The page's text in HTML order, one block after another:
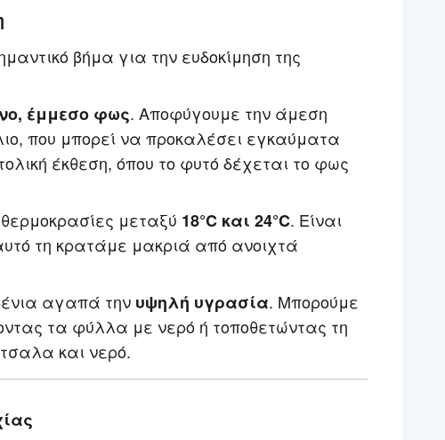
βήμα για την ευδοκίμηση της
έμμεσο φως. Αποφύγουμε την άμεση
που μπορεί να προκαλέσει εγκαύματα
έκθεση, όπου το φυτό δέχεται το φως
μεταξύ 18°C και 24°C. Είναι
τη κρατάμε μακριά από ανοιχτά
αγαπά την υψηλή υγρασία. Μπορούμε
τα φύλλα με νερό ή τοποθετώντας τη
και νερό.